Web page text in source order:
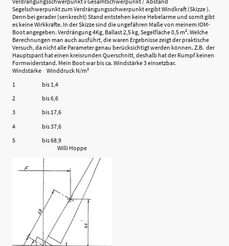
Segelschwerpunkt zum Verdrängungsschwerpunkt ergibt Windkraft (Skizze ).
Denn bei gerader (senkrecht) Stand entstehen keine Hebelarme und somit gibt
es keine Wirkkräfte. In der Skizze sind die ungefähren Maße von meinem IOM-
Boot angegeben. Verdrängung 4Kg, Ballast 2,5 kg, Segelfläche 0,5 m². Welche
Berechnungen man auch ausführt, die waren Ergebnisse zeigt der praktische
Versuch, da nicht alle Parameter genau berücksichtigt werden können. Z.B. der
Hauptspant hat einen kreisrunden Querschnitt, deshalb hat der Rumpf keinen
Formwiderstand. Mein Boot war bis ca. Windstärke 3 einsetzbar.
Windstärke Winddruck N/m²
1 bis 1,4
2 bis 6,6
3 bis 17,6
4 bis 37,6
5 bis 68,9
Willi Hoppe